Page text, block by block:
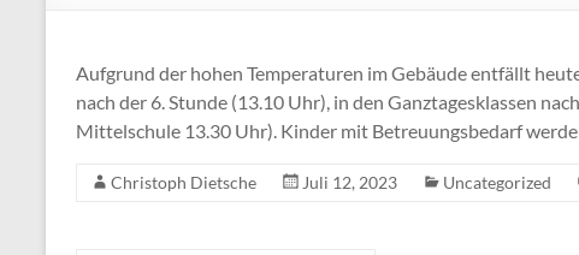
Aufgrund der hohen Temperaturen im Gebäude entfällt
nach der 6. Stunde (13.10 Uhr), in den Ganztagesklassen
Mittelschule 13.30 Uhr). Kinder mit Betreuungsbedarf
Christoph Dietsche Juli 12, 2023 Uncategorized